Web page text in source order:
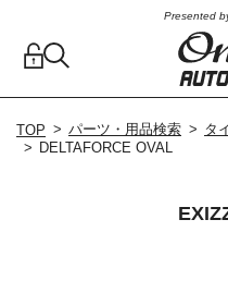
Presented
TOP パーツ・用品検索 タ
DELTAFORCE OVAL